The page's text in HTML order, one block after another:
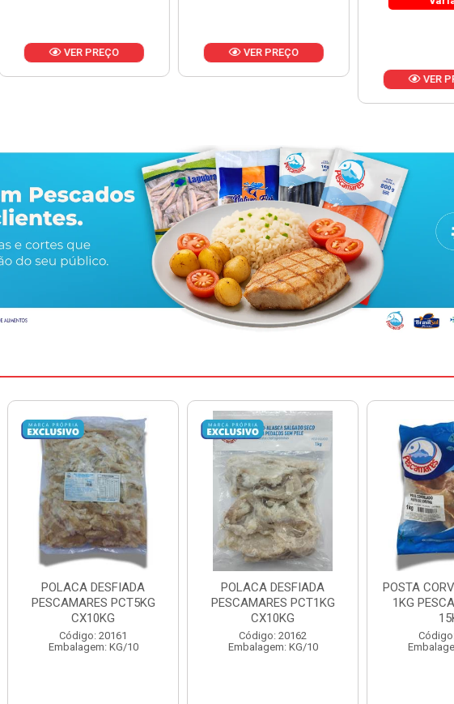
VER PREÇO
VER PREÇO
POLACA DESFIADA
PESCAMARES PCT1KG
CX10KG
Código: 20162
Embalagem: KG/10
POSTA CORVINA PACOTE
1KG PESCAMARES CX
15KG
Código: 22469
Embalagem: KG/15